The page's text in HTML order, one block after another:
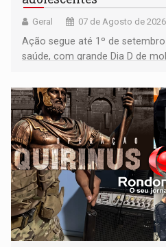
Geral 07 de Agosto de
Ação segue até 1º de
saúde, com grande Dia D de